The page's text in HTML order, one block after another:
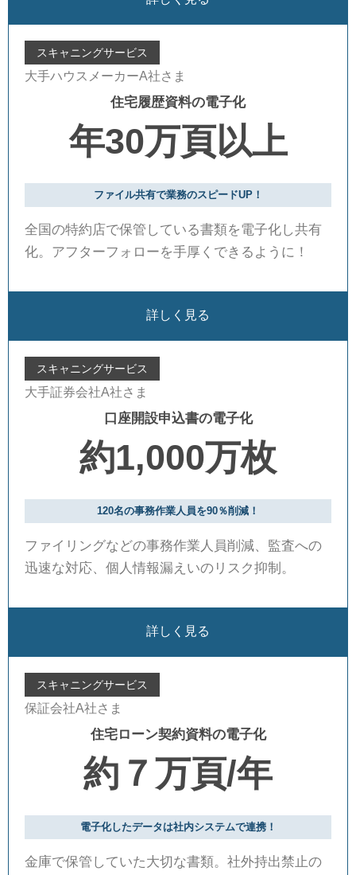
スキャニングサービス
大手ハウスメーカーA社さま
住宅履歴資料の電子化
年30万頁以上
ファイル共有で業務のスピードUP！
全国の特約店で保管している書類を電子化し共有
化。アフターフォローを手厚くできるように！
詳しく見る
スキャニングサービス
大手証券会社A社さま
口座開設申込書の電子化
約1,000万枚
120名の事務作業人員を90％削減！
ファイリングなどの事務作業人員削減、監査への
迅速な対応、個人情報漏えいのリスク抑制。
詳しく見る
スキャニングサービス
保証会社A社さま
住宅ローン契約資料の電子化
約７万頁/年
電子化したデータは社内システムで連携！
金庫で保管していた大切な書類。社外持出禁止の